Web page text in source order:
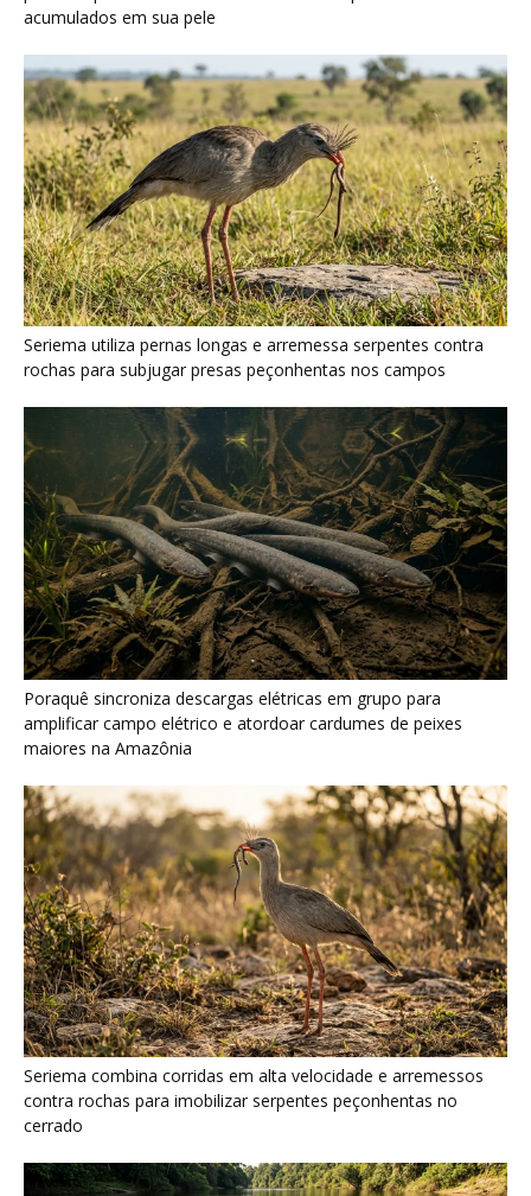
Poraquê sincroniza descargas elétricas em grupo para
amplificar campo elétrico e atordoar cardumes de peixes
maiores na Amazônia
Seriema combina corridas em alta velocidade e arremessos
contra rochas para imobilizar serpentes peçonhentas no
cerrado
Ariranha sincroniza caça coletiva com vocalização subaquática
e cerca cardumes em rios rasos da Amazônia